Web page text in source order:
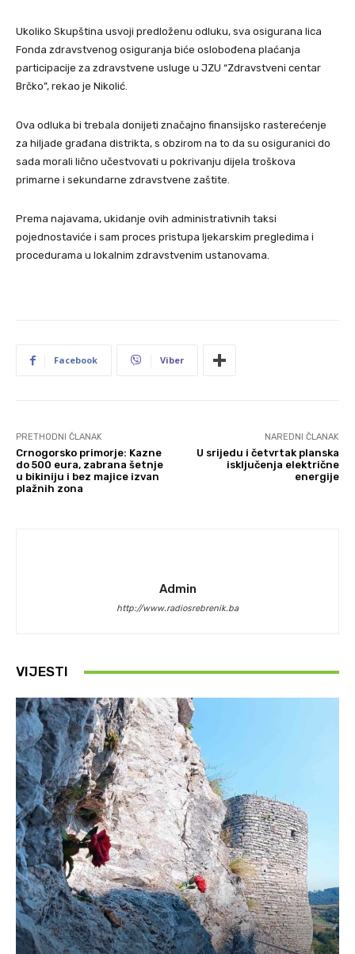
Ukoliko Skupština usvoji predloženu odluku, sva osigurana lica
Fonda zdravstvenog osiguranja biće oslobođena plaćanja
participacije za zdravstvene usluge u JZU “Zdravstveni centar
Brčko”, rekao je Nikolić.
Ova odluka bi trebala donijeti značajno finansijsko rasterećenje
za hiljade građana distrikta, s obzirom na to da su osiguranici do
sada morali lično učestvovati u pokrivanju dijela troškova
primarne i sekundarne zdravstvene zaštite.
Prema najavama, ukidanje ovih administrativnih taksi
pojednostaviće i sam proces pristupa ljekarskim pregledima i
procedurama u lokalnim zdravstvenim ustanovama.
Facebook Viber
PRETHODNI ČLANAK
Crnogorsko primorje: Kazne
do 500 eura, zabrana šetnje
u bikiniju i bez majice izvan
plažnih zona
NAREDNI ČLANAK
U srijedu i četvrtak planska
isključenja električne
energije
Admin
http://www.radiosrebrenik.ba
VIJESTI